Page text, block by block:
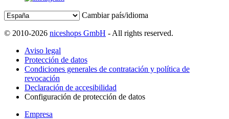
Cambiar país/idioma
© 2010-2026 niceshops GmbH - All rights reserved.
Aviso legal
Protección de datos
Condiciones generales de contratación y política de
revocación
Declaración de accesibilidad
Configuración de protección de datos
Empresa